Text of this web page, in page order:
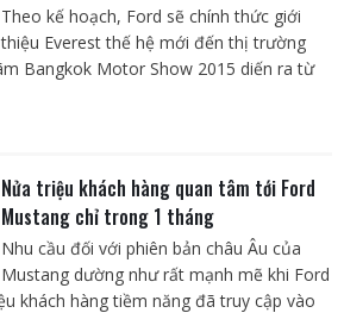
Theo kế hoạch, Ford sẽ chính thức giới
thiệu Everest thế hệ mới đến thị trường
Bangkok Motor Show 2015 diến ra từ
Nửa triệu khách hàng quan tâm tới Ford
Mustang chỉ trong 1 tháng
Nhu cầu đối với phiên bản châu Âu của
Mustang dường như rất mạnh mẽ khi Ford
khách hàng tiềm năng đã truy cập vào